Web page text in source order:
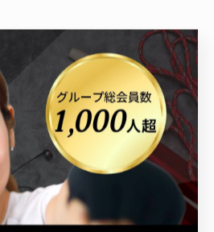
るジム通いの服装提
る服装の選び方
心者にとって大きな悩みの一つ
や富岡市のジムでは、動きやす